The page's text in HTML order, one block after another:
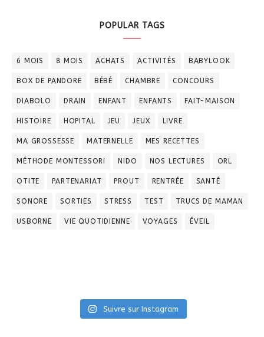
POPULAR TAGS
6 MOIS 8 MOIS ACHATS ACTIVITÉS BABYLOOK
BOX DE PANDORE BÉBÉ CHAMBRE CONCOURS
DIABOLO DRAIN ENFANT ENFANTS FAIT-MAISON
HISTOIRE HOPITAL JEU JEUX LIVRE
MA GROSSESSE MATERNELLE MES RECETTES
MÉTHODE MONTESSORI NIDO NOS LECTURES ORL
OTITE PARTENARIAT PROUT RENTRÉE SANTÉ
SONORE SORTIES STRESS TEST TRUCS DE MAMAN
USBORNE VIE QUOTIDIENNE VOYAGES ÉVEIL
Suivre sur Instagram